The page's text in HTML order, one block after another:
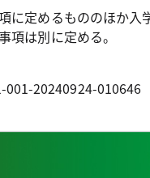
に定めるもののほか入
項は別に定める。
001-20240924-010646